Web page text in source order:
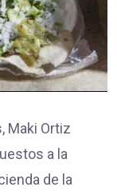
Maki Ortiz
a la
de la